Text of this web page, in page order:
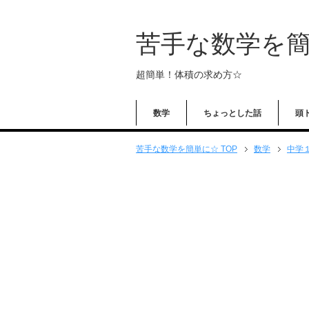
苦手な数学を
超簡単！体積の求め方☆
数学 ちょっとした話 頭
苦手な数学を簡単に☆ TOP 数学 中学